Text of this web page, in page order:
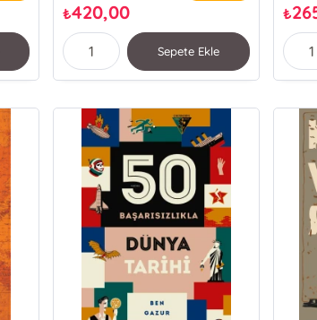
₺420,00
Sepete Ekle
₺